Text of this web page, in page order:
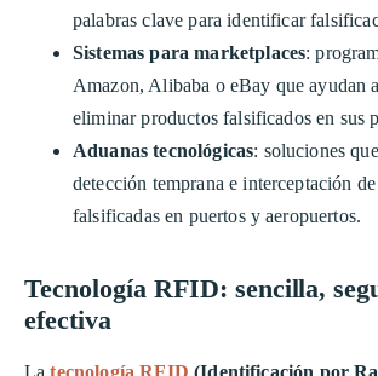
palabras clave para identificar
Sistemas para marketplaces:
Amazon, Alibaba o eBay que ayudan
eliminar productos falsificados en sus
Aduanas tecnológicas: soluciones
detección temprana e interceptación
falsificadas en puertos y aeropuertos.
Tecnología RFID: sencilla,
efectiva
Latecnología RFID (Identificación por